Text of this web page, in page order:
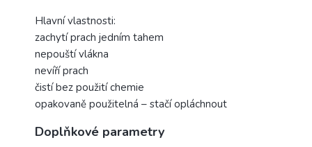
Hlavní vlastnosti:
zachytí prach jedním tahem
nepouští vlákna
nevíří prach
čistí bez použití chemie
opakovaně použitelná – stačí opláchnout
Doplňkové parametry